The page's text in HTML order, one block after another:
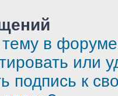
тему в
или
подпись к